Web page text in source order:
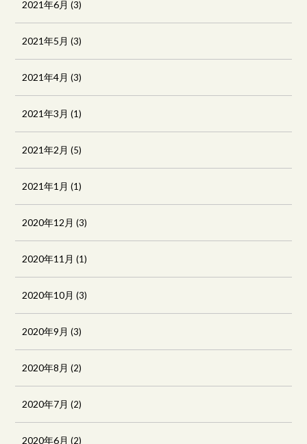
2021年6月 (3)
2021年5月 (3)
2021年4月 (3)
2021年3月 (1)
2021年2月 (5)
2021年1月 (1)
2020年12月 (3)
2020年11月 (1)
2020年10月 (3)
2020年9月 (3)
2020年8月 (2)
2020年7月 (2)
2020年6月 (2)